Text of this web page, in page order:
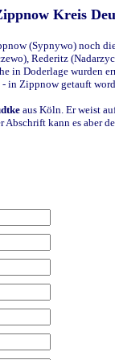
Kreis
(Sypnywo) noch
Rederitz
Doderlage wurden
in Zippnow getauft
aus Köln. Er weist
kann es aber